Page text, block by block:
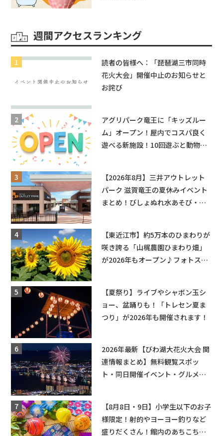
週間アクセスランキング
読者の皆様へ：「琵琶湖三市同時
花火大会」開催中止のお知らせと
お詫び
アグリパーク竜王に「キッズルー
ム」オープン！屋内でコスパ良く
遊べる新施設！10回遊ぶと動物触
【2026年8月】三井アウトレット
パーク 滋賀竜王の夏休みイベント
まとめ！びしょぬれ水あそび・激
【東近江市】約5万本のひまわりが
咲き誇る「山梶農園ひまわり畑」
が2026年もオープン♪フォトスポ
【夏祭り】ライブやシャボン玉シ
ョー、盆踊りも！「トレセン夏ま
つり」が2026年も開催されます！
2026年最新【びわ湖大花火大会 関
連情報まとめ】無料観覧スポッ
ト・同日開催イベント・グルメマ
【8月8日・9日】小学生以下のお子
様限定！射的やヨーヨー釣りなど
盛りだくさん！館内のあちこちに